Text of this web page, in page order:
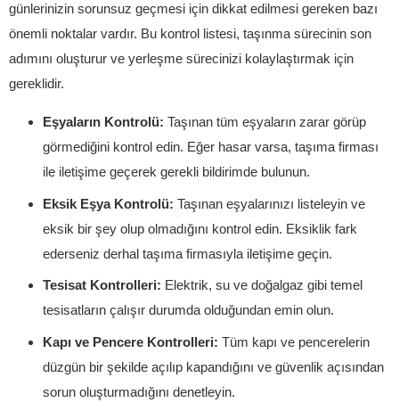
günlerinizin sorunsuz geçmesi için dikkat edilmesi gereken bazı
önemli noktalar vardır. Bu kontrol listesi, taşınma sürecinin son
adımını oluşturur ve yerleşme sürecinizi kolaylaştırmak için
gereklidir.
Eşyaların Kontrolü: Taşınan tüm eşyaların zarar görüp
görmediğini kontrol edin. Eğer hasar varsa, taşıma firması
ile iletişime geçerek gerekli bildirimde bulunun.
Eksik Eşya Kontrolü: Taşınan eşyalarınızı listeleyin ve
eksik bir şey olup olmadığını kontrol edin. Eksiklik fark
ederseniz derhal taşıma firmasıyla iletişime geçin.
Tesisat Kontrolleri: Elektrik, su ve doğalgaz gibi temel
tesisatların çalışır durumda olduğundan emin olun.
Kapı ve Pencere Kontrolleri: Tüm kapı ve pencerelerin
düzgün bir şekilde açılıp kapandığını ve güvenlik açısından
sorun oluşturmadığını denetleyin.